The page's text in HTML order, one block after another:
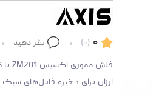
۰ (۰) نظر دهید
ارزان برای ذخیره فایل‌های سبک